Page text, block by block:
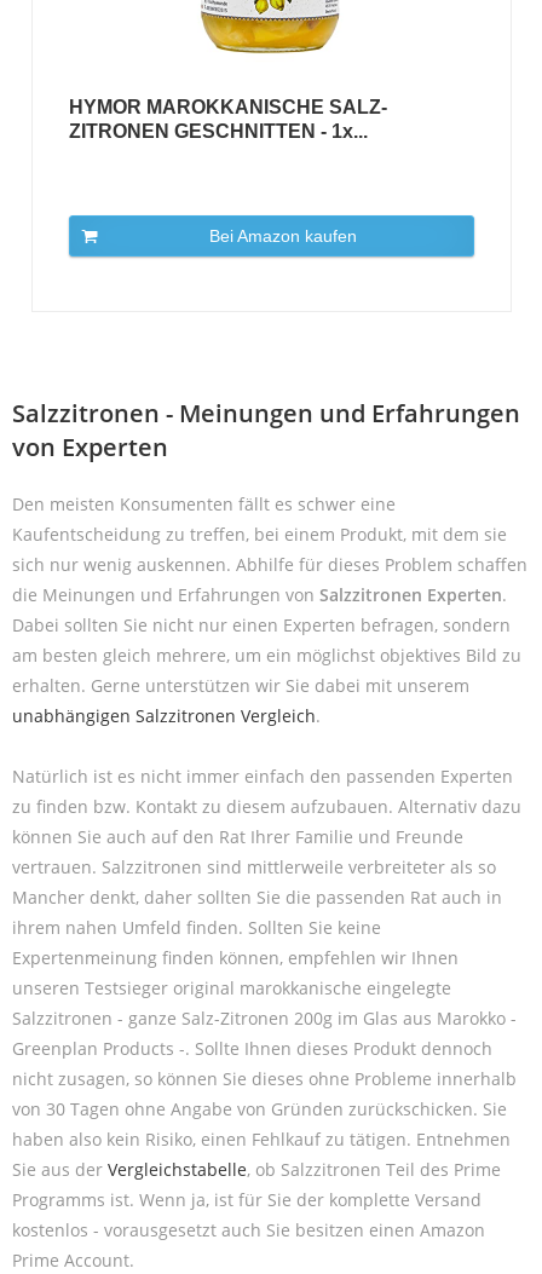
HYMOR MAROKKANISCHE SALZ-
ZITRONEN GESCHNITTEN - 1x...
Bei Amazon kaufen
Salzzitronen - Meinungen und Erfahrungen
von Experten
Den meisten Konsumenten fällt es schwer eine
Kaufentscheidung zu treffen, bei einem Produkt, mit dem sie
sich nur wenig auskennen. Abhilfe für dieses Problem schaffen
die Meinungen und Erfahrungen von Salzzitronen Experten.
Dabei sollten Sie nicht nur einen Experten befragen, sondern
am besten gleich mehrere, um ein möglichst objektives Bild zu
erhalten. Gerne unterstützen wir Sie dabei mit unserem
unabhängigen Salzzitronen Vergleich.
Natürlich ist es nicht immer einfach den passenden Experten
zu finden bzw. Kontakt zu diesem aufzubauen. Alternativ dazu
können Sie auch auf den Rat Ihrer Familie und Freunde
vertrauen. Salzzitronen sind mittlerweile verbreiteter als so
Mancher denkt, daher sollten Sie die passenden Rat auch in
ihrem nahen Umfeld finden. Sollten Sie keine
Expertenmeinung finden können, empfehlen wir Ihnen
unseren Testsieger original marokkanische eingelegte
Salzzitronen - ganze Salz-Zitronen 200g im Glas aus Marokko -
Greenplan Products -. Sollte Ihnen dieses Produkt dennoch
nicht zusagen, so können Sie dieses ohne Probleme innerhalb
von 30 Tagen ohne Angabe von Gründen zurückschicken. Sie
haben also kein Risiko, einen Fehlkauf zu tätigen. Entnehmen
Sie aus der Vergleichstabelle, ob Salzzitronen Teil des Prime
Programms ist. Wenn ja, ist für Sie der komplette Versand
kostenlos - vorausgesetzt auch Sie besitzen einen Amazon
Prime Account.